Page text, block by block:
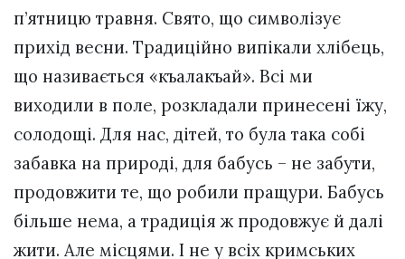
п’ятницю травня. Свято, що символізує
прихід весни. Традиційно випікали хлібець,
що називається «къалакъай». Всі ми
виходили в поле, розкладали принесені їжу,
солодощі. Для нас, дітей, то була така собі
забавка на природі, для бабусь – не забути,
продовжити те, що робили пращури. Бабусь
більше нема, а традиція ж продовжує й далі
жити. Але місцями. І не у всіх кримських